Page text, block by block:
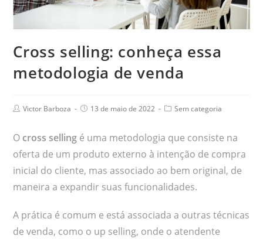
Cross selling: conheça essa
metodologia de venda
Victor Barboza 13 de maio de 2022 Sem categoria
O cross selling é uma metodologia que consiste na
oferta de um produto externo à intenção de compra
inicial do cliente, mas associado ao bem original, de
maneira a expandir suas funcionalidades.
A prática é comum e está associada a outras técnicas
de venda, como o up selling, onde o atendente